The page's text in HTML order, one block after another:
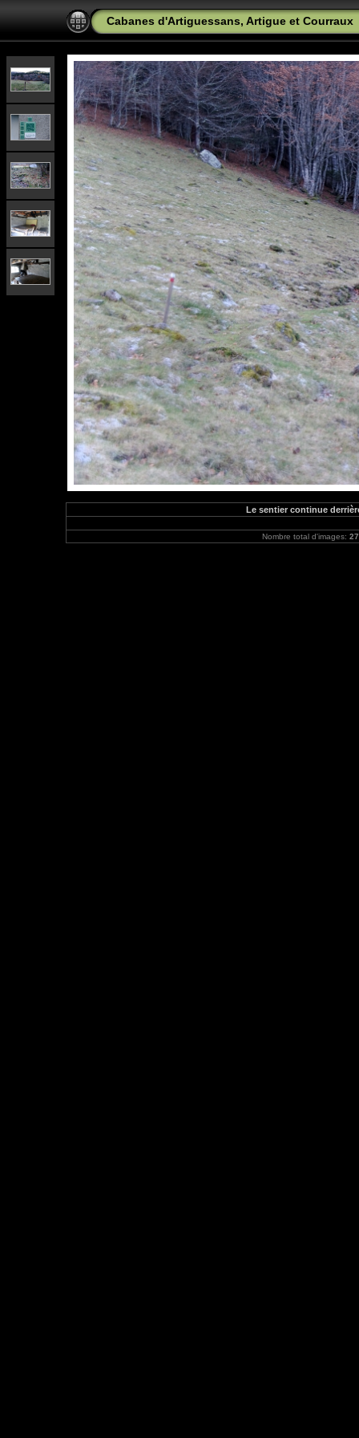
Cabanes d'Artiguessans, Artigue et Courraux
Le sentier continue
Nombre total d'images: 27